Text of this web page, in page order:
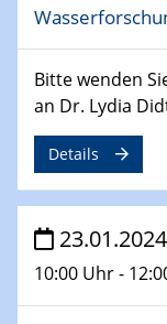
14.02.2024 -
SFB 247
Jahrestreffen
01.03.2024
Podcast-
06.03.2024
Dynamics of
ZBT
Bitte wenden
an Dr. Lydia
Details
23.01.2024
10:00 Uhr